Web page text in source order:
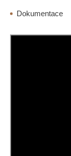
Dokumentace